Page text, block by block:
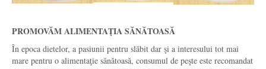
PROMOVĂM ALIMENTAŢIA SĂNĂTOASĂ
În epoca dietelor, a pasiunii pentru slăbit dar şi a interesului tot mai
mare pentru o alimentaţie sănătoasă, consumul de peşte este recomandat